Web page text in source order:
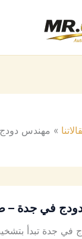
مهندس
في جدة –
في جدة تبدأ